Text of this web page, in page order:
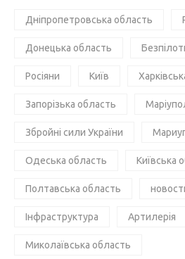
Дніпропетровська область
Донецька область
Росіяни Київ
Запорізька область
Збройні сили України
Одеська область Київська
Полтавська область
Інфраструктура Артилерія
Миколаївська область